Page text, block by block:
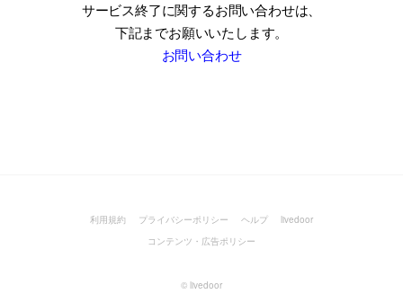
サービス終了に関するお問い合わせは、
下記までお願いいたします。
お問い合わせ
利用規約 プライバシーポリシー ヘルプ
livedoor
コンテンツ・広告ポリシー
© livedoor